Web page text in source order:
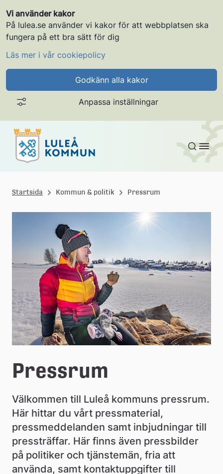
Vi använder kakor
På lulea.se använder vi kakor för att webbplatsen ska
fungera på ett bra sätt för dig
Läs mer i vår cookiepolicy
Godkänn alla kakor
Anpassa inställningar
Gå till innehållet
u
l
e
å
k
o
m
m
u
n
Startsida Kommun & politik Pressrum
Pressrum
Välkommen till Luleå kommuns pressrum.
Här hittar du vårt pressmaterial,
pressmeddelanden samt inbjudningar till
pressträffar. Här finns även pressbilder
på politiker och tjänstemän, fria att
använda, samt kontaktuppgifter till